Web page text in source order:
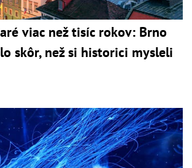
viac než tisíc rokov: Brno
skôr, než si historici mysleli